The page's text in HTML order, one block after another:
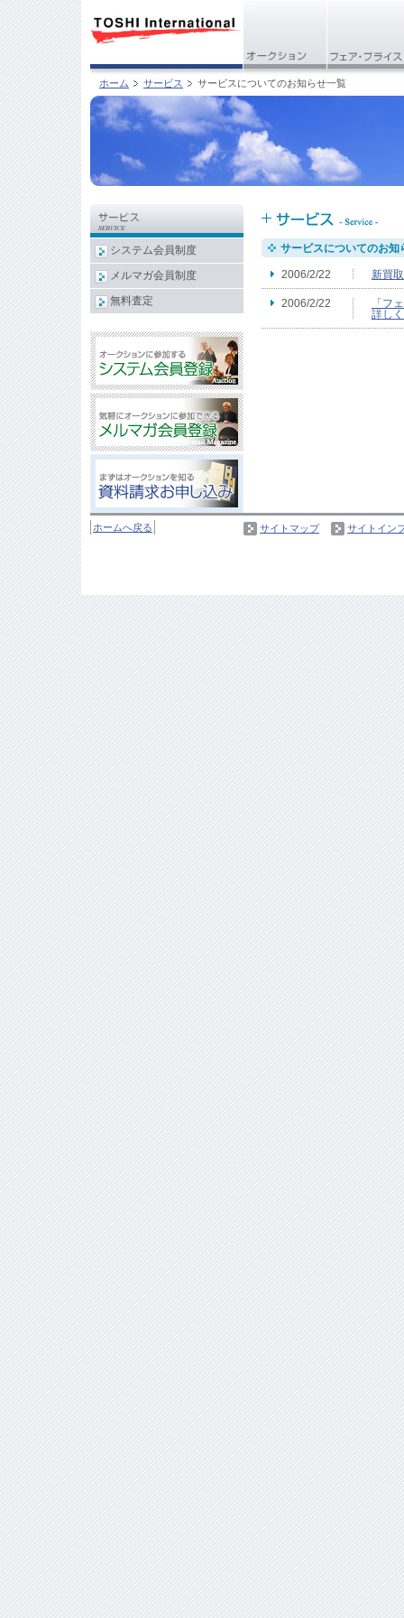
ホーム サービス サービスについてのお知らせ一覧
システム会員制度
メルマガ会員制度
無料査定
サービスについてのお知
2006/2/22 新買
2006/2/22
「フ
詳し
ホームへ戻る サイトマップ サイトイン